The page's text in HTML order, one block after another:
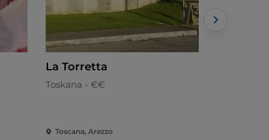
La Torretta
Toskana - €€
Toscana, Arezzo